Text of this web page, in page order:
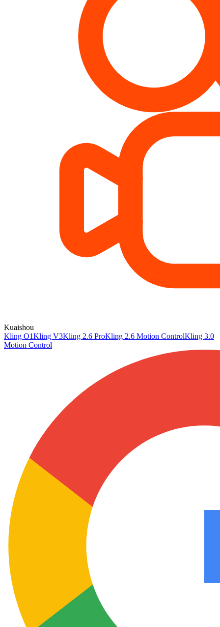
Kuaishou
Kling O1Kling V3Kling 2.6 ProKling 2.6 Motion ControlKling 3.0
Motion Control